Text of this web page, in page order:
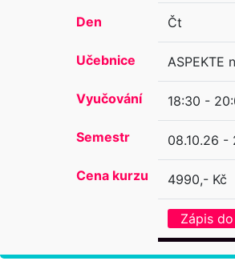
Den
Učebnice
Vyučování
Semestr
Cena kurzu
Čt
ASPEKTE
18:30 -
08.10.26 -
4990,- Kč
Zápis